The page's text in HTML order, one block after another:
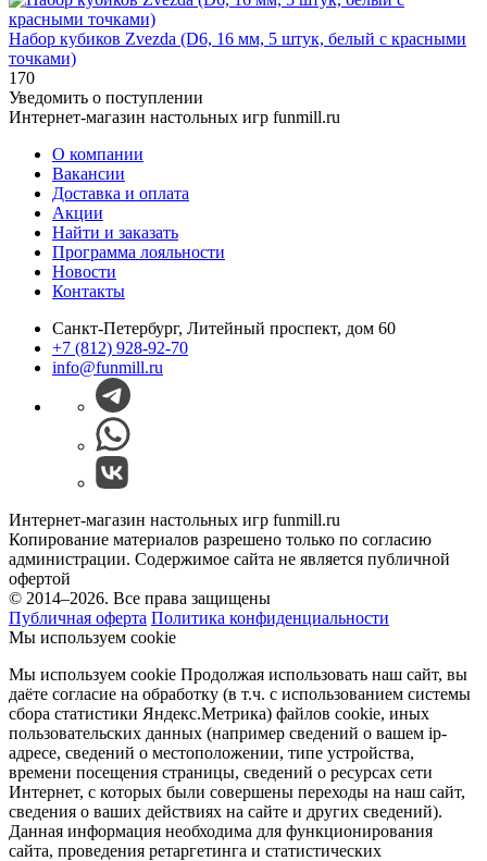
Набор кубиков Zvezda (D6, 16 мм, 5 штук, белый с красными
точками)
170
Уведомить о поступлении
Интернет-магазин настольных игр funmill.ru
О компании
Вакансии
Доставка и оплата
Акции
Найти и заказать
Программа лояльности
Новости
Контакты
Санкт-Петербург, Литейный проспект, дом 60
+7 (812) 928-92-70
info@funmill.ru
Интернет-магазин настольных игр funmill.ru
Копирование материалов разрешено только по согласию
администрации. Содержимое сайта не является публичной
офертой
© 2014–2026. Все права защищены
Публичная оферта Политика конфиденциальности
Мы используем cookie
Мы используем cookie Продолжая использовать наш cайт, вы
даёте согласие на обработку (в т.ч. с использованием системы
сбора статистики Яндекс.Метрика) файлов cookie, иных
пользовательских данных (например сведений о вашем ip-
адресе, сведений о местоположении, типе устройства,
времени посещения страницы, сведений о ресурсах сети
Интернет, с которых были совершены переходы на наш сайт,
сведения о ваших действиях на сайте и других сведений).
Данная информация необходима для функционирования
сайта, проведения ретаргетинга и статистических